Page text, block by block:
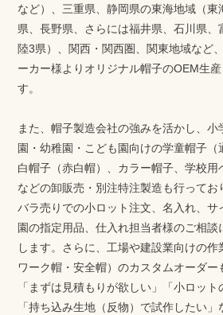
など）、三重県、静岡県の東海地域（東
県、長野県、さらには福井県、石川県
陸3県）、関西・関西圏、関東地域など
ーカー様よりオリジナル帽子のOEM生
す。
また、帽子製造会社の強みを活かし、小
園・幼稚園・こども園向けの学童帽子（
白帽子（赤白帽）、カラー帽子、学校用
などの卸販売・別注特注製造も行って
バラ売りでの小ロット注文、名入れ、サ
園の指定用品、仕入れ担当者様のご相談
します。さらに、工場や建設業向けの作
ワーク帽・安全帽）のカスタムオーダー
「まずは見積もりが欲しい」「小ロット
「持ち込み生地（反物）で試作したい